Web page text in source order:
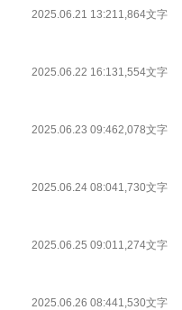
2025.06.21 13:211,864文字
2025.06.22 16:131,554文字
2025.06.23 09:462,078文字
2025.06.24 08:041,730文字
2025.06.25 09:011,274文字
2025.06.26 08:441,530文字